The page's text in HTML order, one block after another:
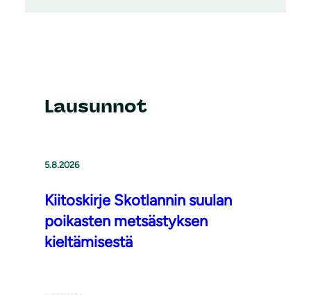
Lausunnot
5.8.2026
Kiitoskirje Skotlannin suulan
poikasten metsästyksen
kieltämisestä